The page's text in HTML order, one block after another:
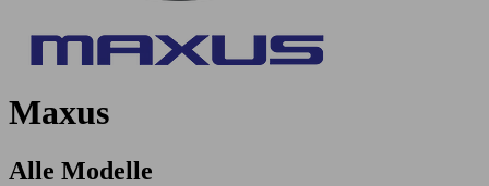
Maxus
Alle Modelle